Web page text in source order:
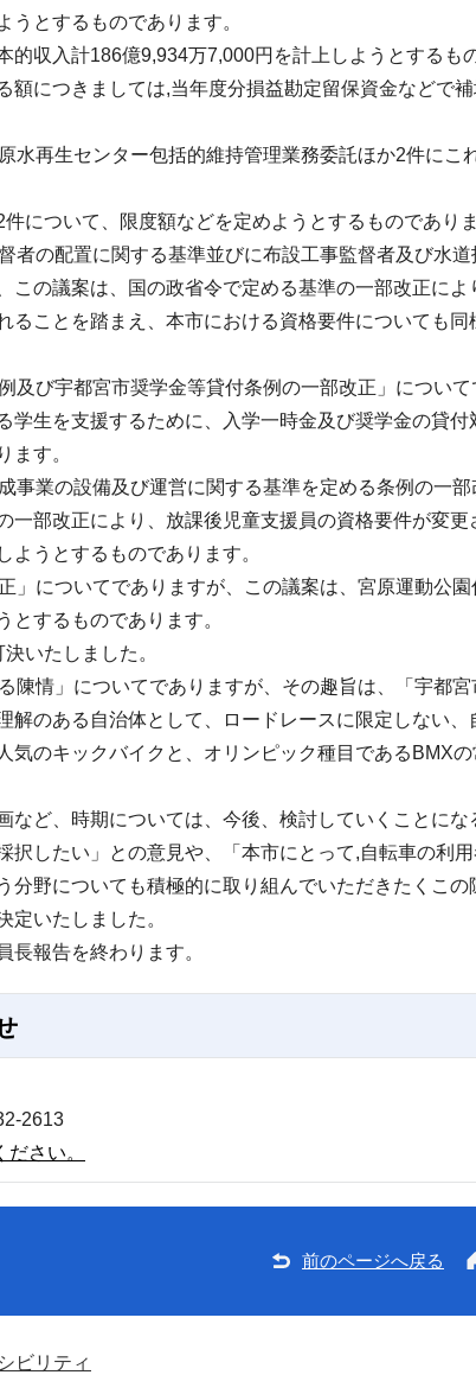
とするものであります。
収入計186億9,934万7,000円を計上しようとするも
につきましては,当年度分損益勘定留保資金などで
再生センター包括的維持管理業務委託ほか2件にこ
について、限度額などを定めようとするものでありま
の配置に関する基準並びに布設工事監督者及び水道
この議案は、国の政省令で定める基準の一部改正によ
ことを踏まえ、本市における資格要件についても同
び宇都宮市奨学金等貸付条例の一部改正」について
生を支援するために、入学一時金及び奨学金の貸付
ます。
業の設備及び運営に関する基準を定める条例の一
一部改正により、放課後児童支援員の資格要件が変更
ようとするものであります。
についてでありますが、この議案は、宮原運動公
するものであります。
いたしました。
情」についてでありますが、その趣旨は、「宇都宮
解のある自治体として、ロードレースに限定しない、
気のキックバイクと、オリンピック種目であるBMX
ど、時期については、今後、検討していくことにな
したい」との意見や、「本市にとって,自転車の利用
分野についても積極的に取り組んでいただきたくこの
定いたしました。
報告を終わります。
2613
さい。
前のページへ戻る
ビリティ